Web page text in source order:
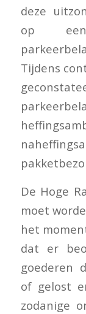
deze
op een
Tijdens
De Hoge
moet
het
dat er
goederen
of gelost
zodanige